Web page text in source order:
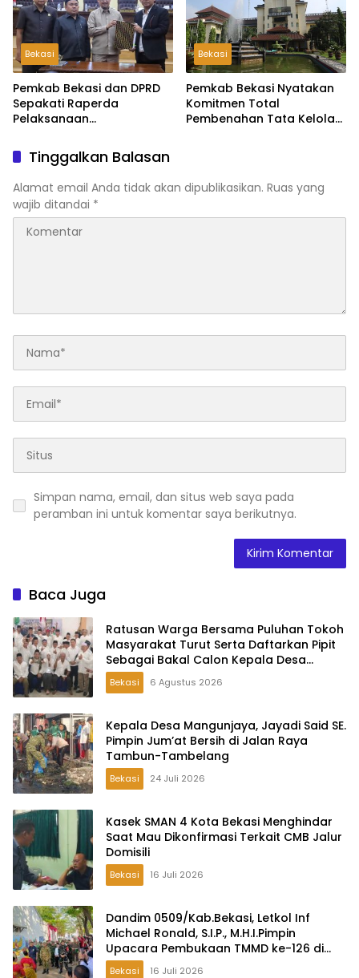
Bekasi
Pemkab Bekasi dan DPRD
Sepakati Raperda
Pelaksanaan
APBD 2025, Perkuat
Akuntabilitas Tata Kelola
Keuangan Daerah
Bekasi
Pemkab Bekasi Nyatakan
Komitmen Total
Pembenahan Tata Kelola
Tinggalkan Balasan
Alamat email Anda tidak akan dipublikasikan. Ruas yang
wajib ditandai *
Simpan nama, email, dan situs web saya pada
peramban ini untuk komentar saya berikutnya.
Baca Juga
Ratusan Warga Bersama Puluhan Tokoh
Masyarakat Turut Serta Daftarkan Pipit
Sebagai Bakal Calon Kepala Desa
Lambangsari
Bekasi 6 Agustus 2026
Kepala Desa Mangunjaya, Jayadi Said SE.
Pimpin Jum’at Bersih di Jalan Raya
Tambun-Tambelang
Bekasi 24 Juli 2026
Kasek SMAN 4 Kota Bekasi Menghindar
Saat Mau Dikonfirmasi Terkait CMB Jalur
Domisili
Bekasi 16 Juli 2026
Dandim 0509/Kab.Bekasi, Letkol Inf
Michael Ronald, S.I.P., M.H.I.Pimpin
Upacara Pembukaan TMMD ke-126 di
Desa Wibawamulya
Bekasi 16 Juli 2026